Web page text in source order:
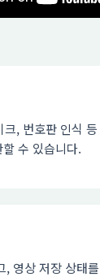
크, 번호판 인식
수 있습니다.
, 영상 저장 상태